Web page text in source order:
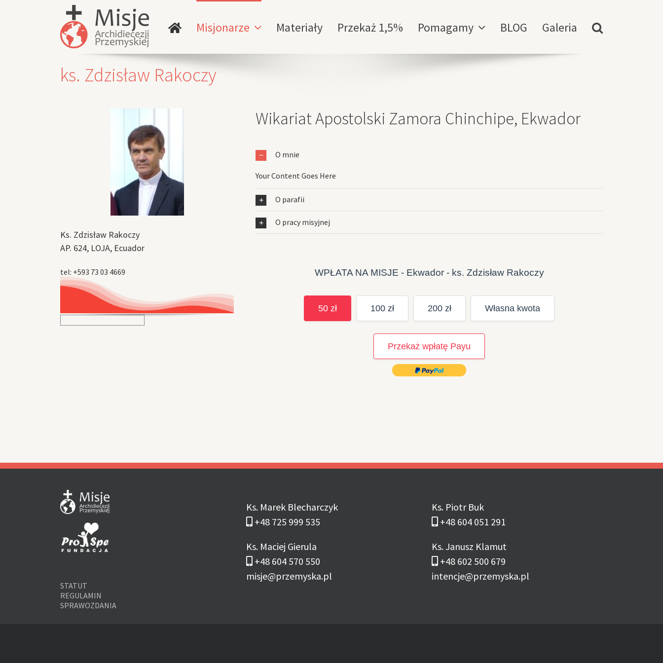
Misjonarze Materiały Przekaż 1,5% Pomagamy BLOG Galeria
ks. Zdzisław Rakoczy
Ks. Zdzisław Rakoczy
AP. 624, LOJA, Ecuador
tel: +593 73 03 4669
Wikariat Apostolski Zamora Chinchipe, Ekwador
O mnie
Your Content Goes Here
O parafii
O pracy misyjnej
STATUT
REGULAMIN
SPRAWOZDANIA
Ks. Marek Blecharczyk
+48 725 999 535
Ks. Maciej Gierula
+48 604 570 550
misje@przemyska.pl
Ks. Piotr Buk
+48 604 051 291
Ks. Janusz Klamut
+48 602 500 679
intencje@przemyska.pl